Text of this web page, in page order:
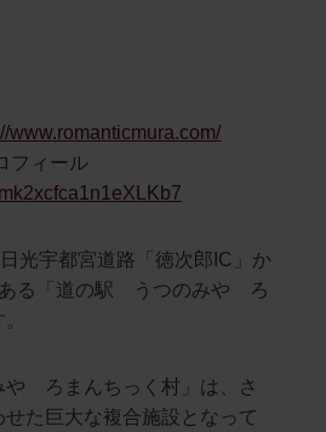
www.romanticmura.com/
フィール
光宇都宮道路「徳次郎IC」か
ある「道の駅 うつのみや ろ
や ろまんちっく村」は、さ
せた巨大な複合施設となって